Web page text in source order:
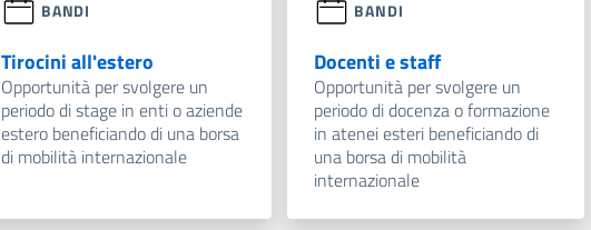
BANDI
Tirocini all'estero
Opportunità per svolgere un
periodo di stage in enti o aziende
estero beneficiando di una borsa
di mobilità internazionale
BANDI
Docenti e staff
Opportunità per svolgere un
periodo di docenza o formazione
in atenei esteri beneficiando di
una borsa di mobilità
internazionale